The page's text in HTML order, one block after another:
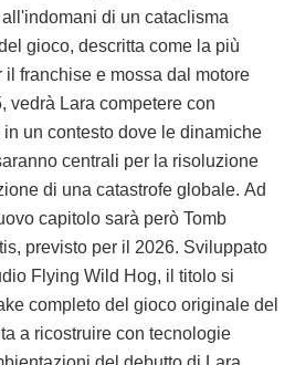
di un cataclisma
gioco, descritta come la più
franchise e mossa dal motore
vedrà Lara competere con
un contesto dove le dinamiche
centrali per la risoluzione
di una catastrofe globale. Ad
capitolo sarà però Tomb
previsto per il 2026. Sviluppato
Flying Wild Hog, il titolo si
completo del gioco originale del
a ricostruire con tecnologie